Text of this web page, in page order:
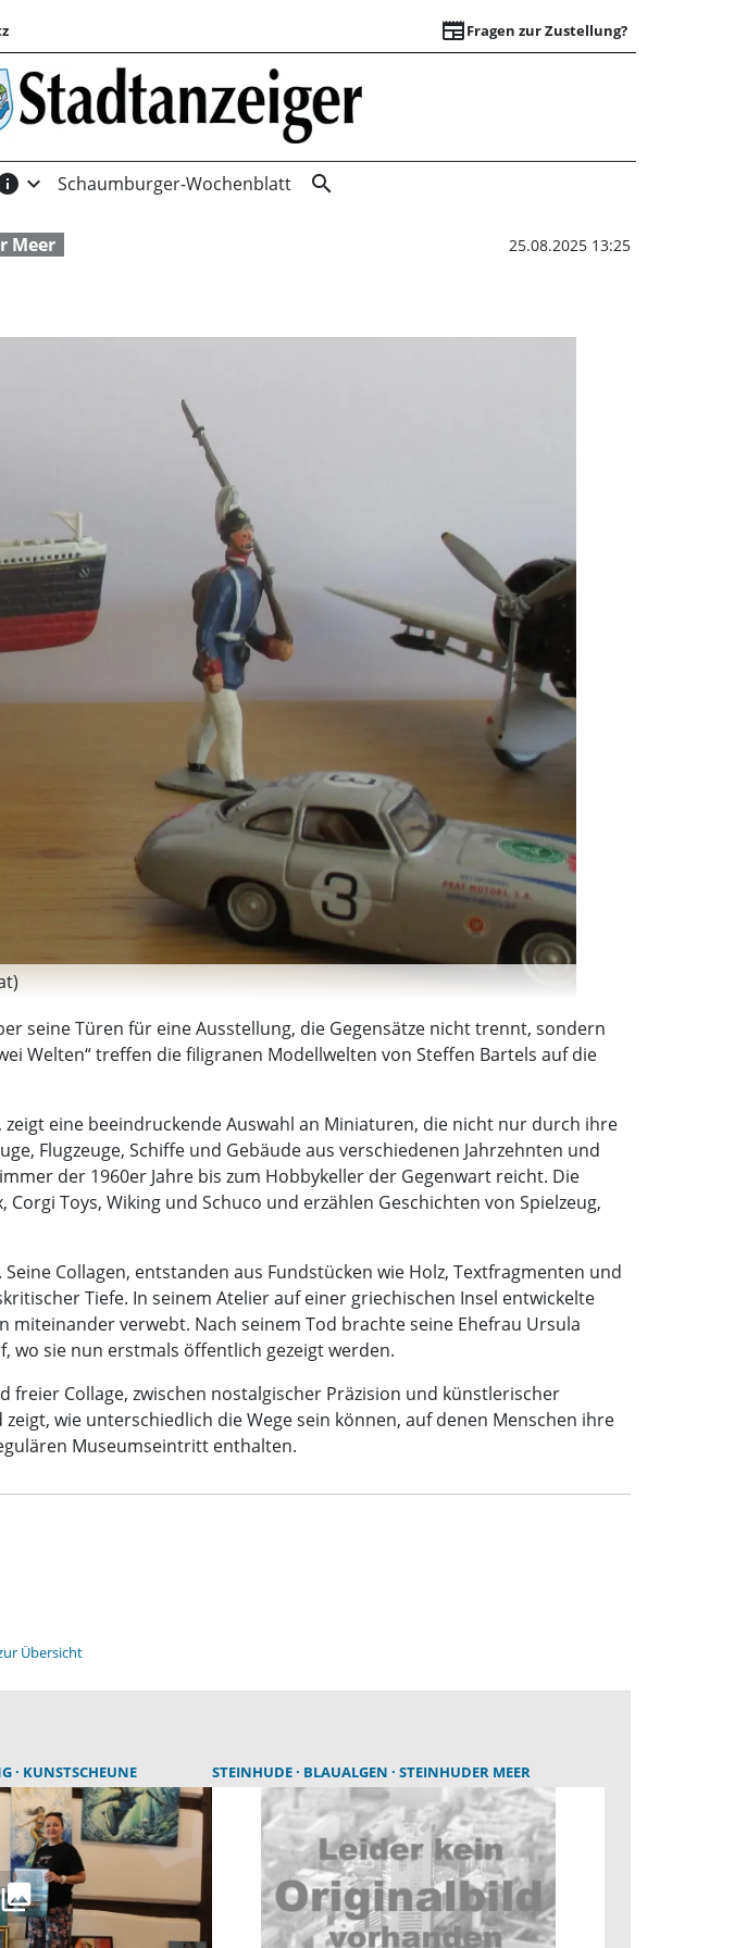
newspaperFragen zur Zustellung?
Miniaturen &
expand_more Schaumburger-Wochenblatt search
Meer 25.08.2025 13:25
seine Türen für eine Ausstellung, die Gegensätze nicht trennt, sondern
Welten“ treffen die filigranen Modellwelten von Steffen Bartels auf die
eine beeindruckende Auswahl an Miniaturen, die nicht nur durch ihre
Flugzeuge, Schiffe und Gebäude aus verschiedenen Jahrzehnten und
der 1960er Jahre bis zum Hobbykeller der Gegenwart reicht. Die
Toys, Wiking und Schuco und erzählen Geschichten von Spielzeug,
Collagen, entstanden aus Fundstücken wie Holz, Textfragmenten und
Tiefe. In seinem Atelier auf einer griechischen Insel entwickelte
miteinander verwebt. Nach seinem Tod brachte seine Ehefrau Ursula
wo sie nun erstmals öffentlich gezeigt werden.
Collage, zwischen nostalgischer Präzision und künstlerischer
wie unterschiedlich die Wege sein können, auf denen Menschen ihre
Museumseintritt enthalten.
Übersicht
KUNSTSCHEUNE STEINHUDE BLAUALGEN STEINHUDER MEER